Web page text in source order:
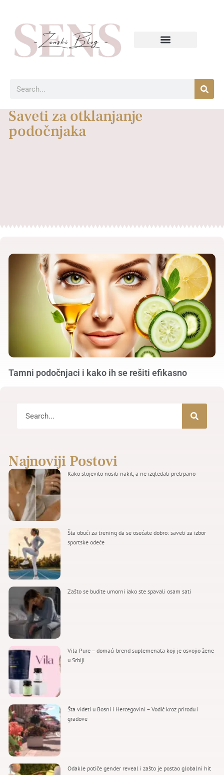
Saveti za otklanjanje
podočnjaka
Tamni podočnjaci i kako ih se rešiti efikasno
Najnoviji Postovi
Kako slojevito nositi nakit, a ne izgledati pretrpano
Šta obući za trening da se osećate dobro: saveti za izbor
sportske odeće
Zašto se budite umorni iako ste spavali osam sati
Vila Pure – domaći brend suplemenata koji je osvojio žene
u Srbiji
Šta videti u Bosni i Hercegovini – Vodič kroz prirodu i
gradove
Odakle potiče gender reveal i zašto je postao globalni hit